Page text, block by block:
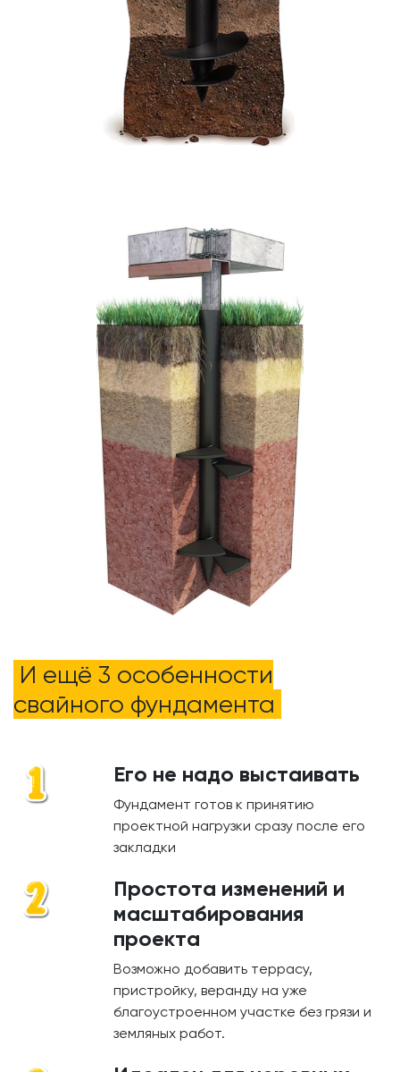
И ещё 3 особенности
свайного фундамента
Его не надо выстаивать
Фундамент готов к принятию
проектной нагрузки сразу после его
закладки
Простота изменений и
масштабирования
проекта
Возможно добавить террасу,
пристройку, веранду на уже
благоустроенном участке без грязи и
земляных работ.